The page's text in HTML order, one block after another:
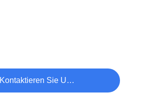
Kontaktieren Sie Uns Jetzt